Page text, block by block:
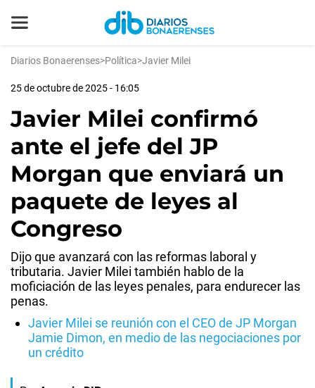
Diarios Bonaerenses>Política>Javier Milei
25 de octubre de 2025 - 16:05
Javier Milei confirmó
ante el jefe del JP
Morgan que enviará un
paquete de leyes al
Congreso
Dijo que avanzará con las reformas laboral y
tributaria. Javier Milei también hablo de la
moficiación de las leyes penales, para endurecer las
penas.
Javier Milei se reunión con el CEO de JP Morgan
Jamie Dimon, en medio de las negociaciones por
un crédito